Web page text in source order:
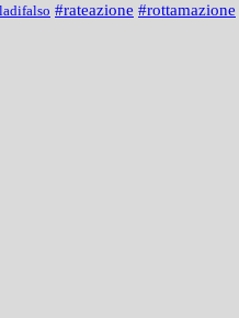
#rateazione #rottamazione